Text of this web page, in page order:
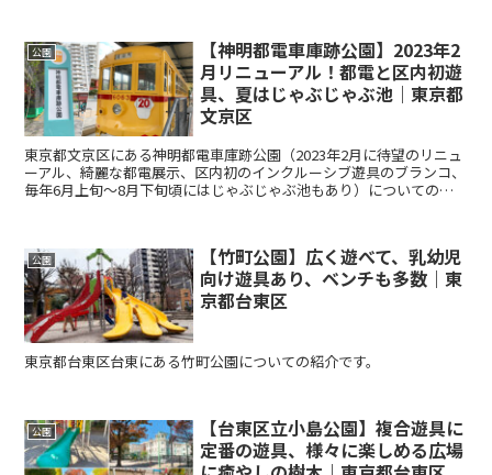
公園
【神明都電車庫跡公園】2023年2
月リニューアル！都電と区内初遊
具、夏はじゃぶじゃぶ池｜東京都
文京区
東京都文京区にある神明都電車庫跡公園（2023年2月に待望のリニュ
ーアル、綺麗な都電展示、区内初のインクルーシブ遊具のブランコ、
毎年6月上旬～8月下旬頃にはじゃぶじゃぶ池もあり）についての紹
公園
【竹町公園】広く遊べて、乳幼児
向け遊具あり、ベンチも多数｜東
京都台東区
東京都台東区台東にある竹町公園についての紹介です。
公園
【台東区立小島公園】複合遊具に
定番の遊具、様々に楽しめる広場